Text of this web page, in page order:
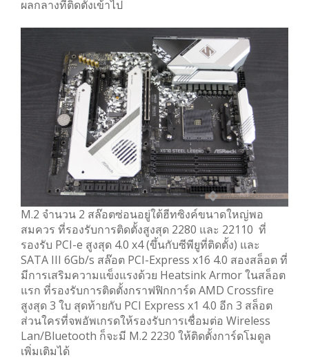
ผลกลางที่ติดตั้งเข้าไป
M.2 จำนวน 2 สล๊อตซ่อนอยู่ใต้ฮีทซิงค์ขนาดใหญ่พอ
สมควร ที่รองรับการติดตั้งสูงสุด 2280 และ 22110 ที่
รองรับ PCI-e สูงสุด 4.0 x4 (ขึ้นกับซีพียูที่ติดตั้ง) และ
SATA III 6Gb/s สล๊อต PCI-Express x16 4.0 สองสล็อต ที่
มีการเสริมความแข็งแรงด้วย Heatsink Armor ในสล็อต
แรก ที่รองรับการติดตั้งกราฟฟิกการ์ด AMD Crossfire
สูงสุด 3 ใบ สุดท้ายกับ PCI Express x1 4.0 อีก 3 สล็อต
ส่วนใครที่จพอัพเกรดให้รองรับการเชื่อมต่อ Wireless
Lan/Bluetooth ก็จะมี M.2 2230 ให้ติดตั้งการ์ดโมดูล
เพิ่มเติมได้